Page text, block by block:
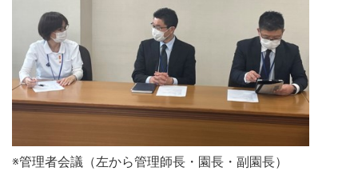
※管理者会議（左から管理師長・園長・副園長）